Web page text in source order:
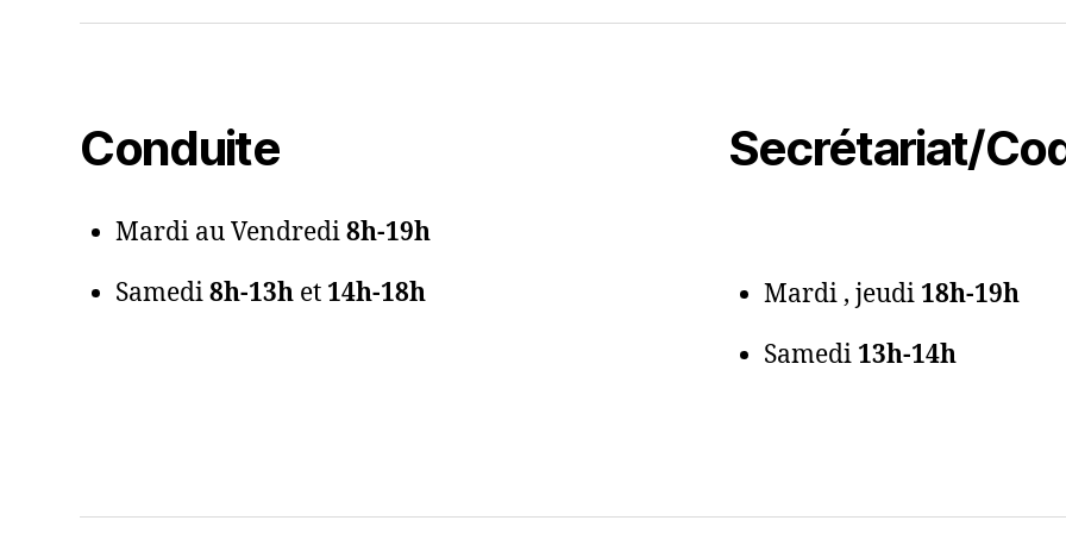
Conduite
Mardi au Vendredi8h-19h
Samedi8h-13h et 14h-18h
Secrétariat/
Mardi , jeudi 18h-19h
Samedi 13h-14h